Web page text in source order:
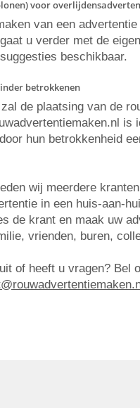
voor
van een
u verder met de
beschikbaar.
betrokkenen
de plaatsing van de
hun betrokkenheid
wij meerdere
in een huis-aan-
de krant en maak uw
vrienden, buren,
of heeft u vragen? Bel